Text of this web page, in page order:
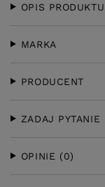
OPIS PRODUKTU
MARKA
PRODUCENT
ZADAJ PYTANIE
OPINIE (0)